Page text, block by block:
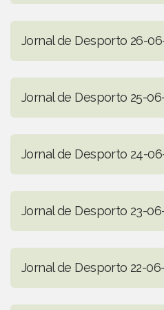
Jornal de Desporto 26-
Jornal de Desporto 25-
Jornal de Desporto 24-
Jornal de Desporto 23-
Jornal de Desporto 22-